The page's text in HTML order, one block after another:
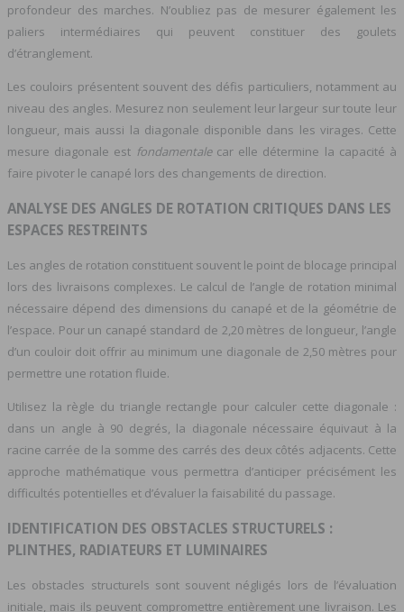
profondeur des marches. N’oubliez pas de mesurer également les
paliers intermédiaires qui peuvent constituer des goulets
d’étranglement.
Les couloirs présentent souvent des défis particuliers, notamment au
niveau des angles. Mesurez non seulement leur largeur sur toute leur
longueur, mais aussi la diagonale disponible dans les virages. Cette
mesure diagonale est fondamentale car elle détermine la capacité à
faire pivoter le canapé lors des changements de direction.
ANALYSE DES ANGLES DE ROTATION CRITIQUES DANS LES
ESPACES RESTREINTS
Les angles de rotation constituent souvent le point de blocage principal
lors des livraisons complexes. Le calcul de l’angle de rotation minimal
nécessaire dépend des dimensions du canapé et de la géométrie de
l’espace. Pour un canapé standard de 2,20 mètres de longueur, l’angle
d’un couloir doit offrir au minimum une diagonale de 2,50 mètres pour
permettre une rotation fluide.
Utilisez la règle du triangle rectangle pour calculer cette diagonale :
dans un angle à 90 degrés, la diagonale nécessaire équivaut à la
racine carrée de la somme des carrés des deux côtés adjacents. Cette
approche mathématique vous permettra d’anticiper précisément les
difficultés potentielles et d’évaluer la faisabilité du passage.
IDENTIFICATION DES OBSTACLES STRUCTURELS :
PLINTHES, RADIATEURS ET LUMINAIRES
Les obstacles structurels sont souvent négligés lors de l’évaluation
initiale, mais ils peuvent compromettre entièrement une livraison. Les